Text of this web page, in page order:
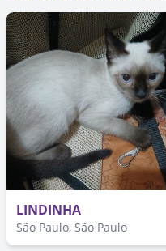
LINDINHA
São Paulo, São Paulo